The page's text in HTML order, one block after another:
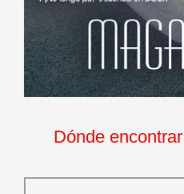
Dónde